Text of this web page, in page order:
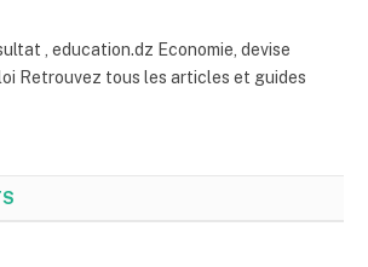
, education.dz Economie, devise
Retrouvez tous les articles et guides